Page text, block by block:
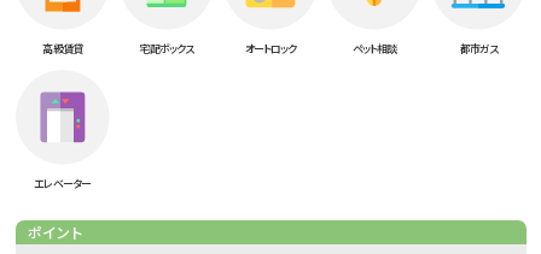
高級賃貸 宅配ボックス オートロック ペット相談 都市ガス
エレベーター
ポイント